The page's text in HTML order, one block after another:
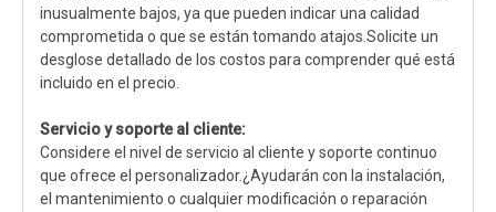
inusualmente bajos, ya que pueden indicar una calidad
comprometida o que se están tomando atajos.Solicite un
desglose detallado de los costos para comprender qué está
incluido en el precio.
Servicio y soporte al cliente:
Considere el nivel de servicio al cliente y soporte continuo
que ofrece el personalizador.¿Ayudarán con la instalación,
el mantenimiento o cualquier modificación o reparación